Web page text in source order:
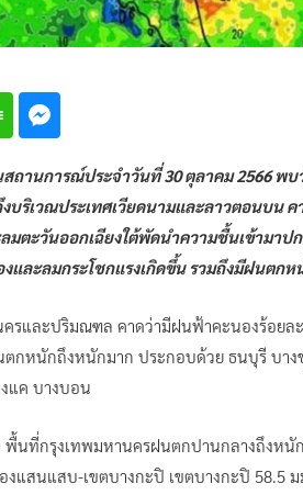
ถานการณ์ประจำวันที่ 30 ตุลาคม 2566 พ
บริเวณประเทศเวียดนามและลาวตอนบน
ตะวันออกเฉียงใต้พัดนำความชื้นเข้ามาป
และลมกระโชกแรงเกิดขึ้น รวมถึงมีฝนตกห
รและปริมณฑล คาดว่ามีฝนฟ้าคะนองร้อยล
กหนักถึงหนักมาก ประกอบด้วย ธนบุรี บา
แค บางบอน
พื้นที่กรุงเทพมหานครฝนตกปานกลางถึงห
งแสนแสบ-เขตบางกะปิ เขตบางกะปิ 58.5